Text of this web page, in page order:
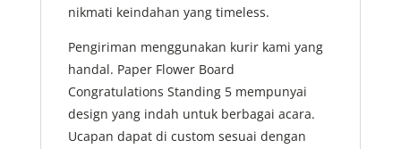
nikmati keindahan yang timeless.
Pengiriman menggunakan kurir kami yang
handal. Paper Flower Board
Congratulations Standing 5 mempunyai
design yang indah untuk berbagai acara.
Ucapan dapat di custom sesuai dengan